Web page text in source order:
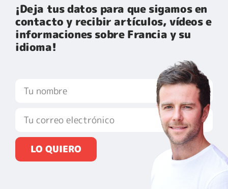
¡Deja tus datos para que sigamos en
contacto y recibir artículos, vídeos e
informaciones sobre Francia y su
idioma!​
LO QUIERO